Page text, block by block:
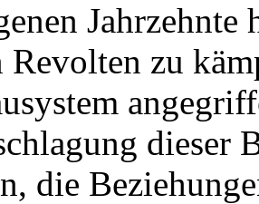
Jahrzehnte
Revolten zu
dieser
die